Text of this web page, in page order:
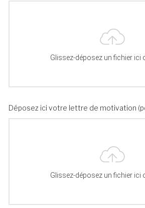
Glissez-déposez un fichier ici
Déposez ici votre lettre de motivation
Glissez-déposez un fichier ici